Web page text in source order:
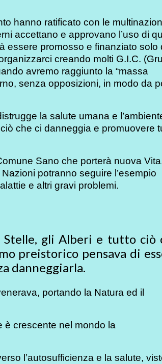
hanno ratificato con le
accettano e approvano l’uso di
essere promosso e finanziato solo
creando molti G.I.C.
avremo raggiunto la “massa
senza opposizioni, in modo da
la salute umana e
che ci danneggia e promuovere
Sano che porterà nuova
potranno seguire l’esempio
e altri gravi problemi.
Stelle, gli Alberi e tutto ciò
preistorico pensava di
danneggiarla.
portando la Natura ed il
è crescente nel mondo la
l’autosufficienza e la salute,